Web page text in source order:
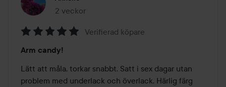
2 veckor
Inlägget skapades 2 veckor
5
av
5
Verifierad köpare
Arm candy!
Lätt att måla, torkar snabbt. Satt i sex dagar utan
problem med underlack och överlack. Härlig färg